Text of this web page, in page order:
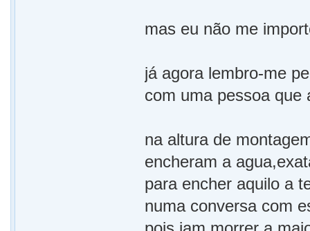
mas eu não me
já agora lembro-me
com uma pessoa que
na altura de
encheram a
para encher aquilo a
numa conversa com